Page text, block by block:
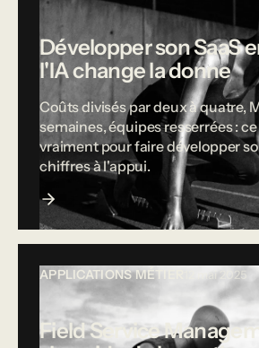
Développer son SaaS
l'IA change la donne
Coûts divisés par deux à quatre,
semaines, équipes resserrées :
vraiment pour faire développer
chiffres à l'appui.
APPLICATIONS MÉTIER 12 mai 2025
Field Service